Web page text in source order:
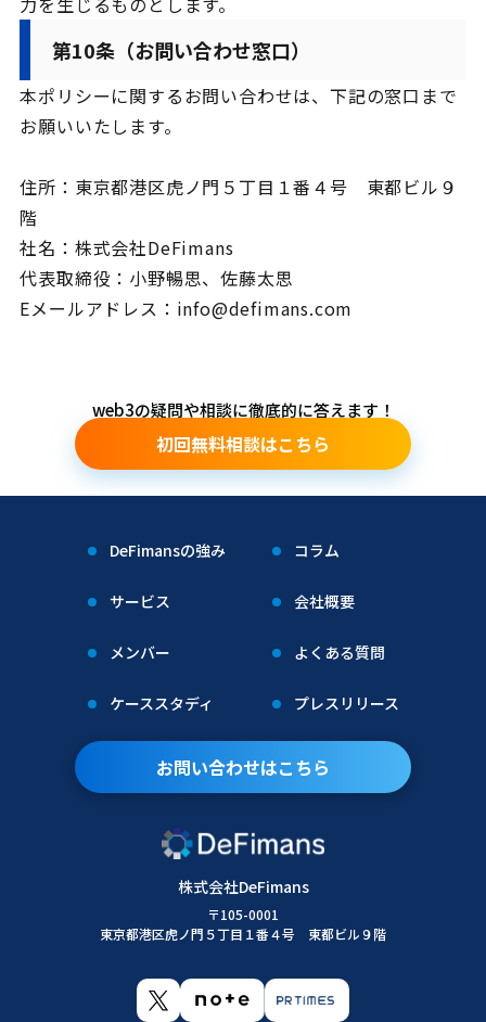
第10条（お問い合わせ窓口）
本ポリシーに関するお問い合わせは、下記の窓口まで
お願いいたします。
住所：東京都港区虎ノ門５丁目１番４号 東都ビル９
階
社名：株式会社DeFimans
代表取締役：小野暢思、佐藤太思
Eメールアドレス：info@defimans.com
web3の疑問や相談に徹底的に答えます！
初回無料相談はこちら
株式会社DeFimans
〒105-0001
東京都港区虎ノ門５丁目１番４号 東都ビル９階
DeFimansの強み コラム
サービス 会社概要
メンバー よくある質問
ケーススタディ プレスリリース
お問い合わせはこちら